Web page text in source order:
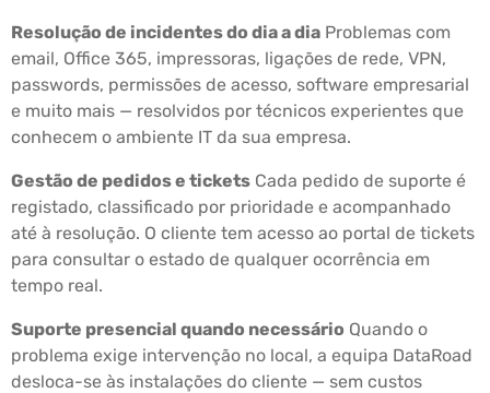
Resolução de incidentes do dia a dia Problemas com
email, Office 365, impressoras, ligações de rede, VPN,
passwords, permissões de acesso, software empresarial
e muito mais — resolvidos por técnicos experientes que
conhecem o ambiente IT da sua empresa.
Gestão de pedidos e tickets Cada pedido de suporte é
registado, classificado por prioridade e acompanhado
até à resolução. O cliente tem acesso ao portal de tickets
para consultar o estado de qualquer ocorrência em
tempo real.
Suporte presencial quando necessário Quando o
problema exige intervenção no local, a equipa DataRoad
desloca-se às instalações do cliente — sem custos